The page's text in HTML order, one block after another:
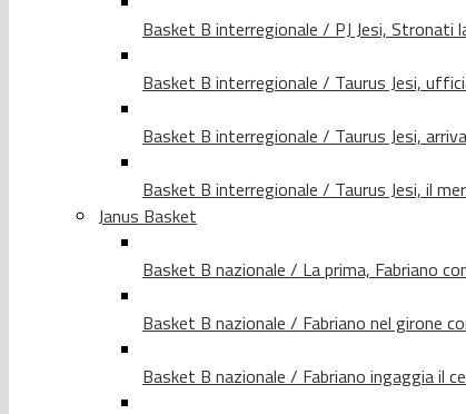
Basket B interregionale / PJ Jesi, Stronati
Basket B interregionale / Taurus Jesi,
Basket B interregionale / Taurus Jesi,
Basket B interregionale / Taurus Jesi, il
Janus Basket
Basket B nazionale / La prima, Fabriano
Basket B nazionale / Fabriano nel girone
Basket B nazionale / Fabriano ingaggia il